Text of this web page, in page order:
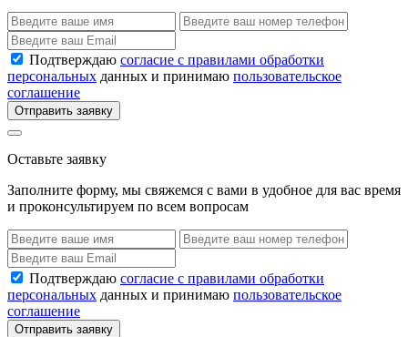
Подтверждаю согласие с правилами обработки
персональных данных и принимаю пользовательское
соглашение
Отправить заявку
Оставьте заявку
Заполните форму, мы свяжемся с вами в удобное для вас время
и проконсультируем по всем вопросам
Подтверждаю согласие с правилами обработки
персональных данных и принимаю пользовательское
соглашение
Отправить заявку